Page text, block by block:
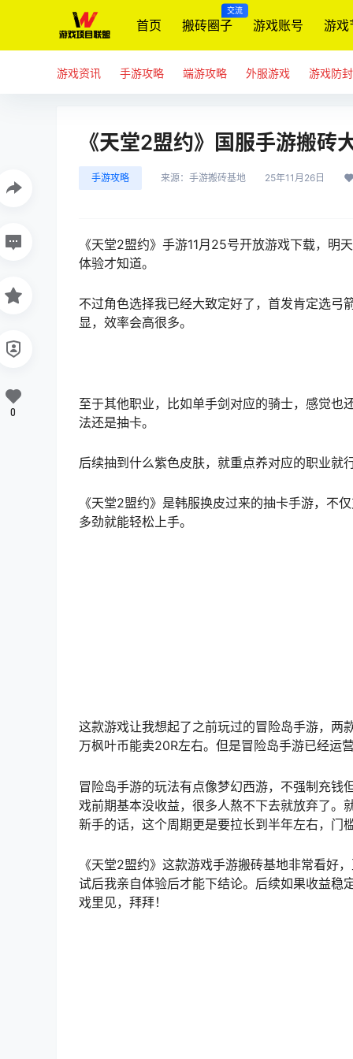
首页 搬砖圈子
交流
游戏账号 游戏
游戏资讯 手游攻略 端游攻略 外服游戏 游戏防封
《天堂2盟约》国服手游搬砖
手游攻略 来源： 手游搬砖基地 25年11月26日
《天堂2盟约》手游11月25号开放游戏下载，明
体验才知道。
不过角色选择我已经大致定好了，首发肯定选弓
显，效率会高很多。
至于其他职业，比如单手剑对应的骑士，感觉也
法还是抽卡。
后续抽到什么紫色皮肤，就重点养对应的职业就
《天堂2盟约》是韩服换皮过来的抽卡手游，不
多劲就能轻松上手。
这款游戏让我想起了之前玩过的冒险岛手游，两
万枫叶币能卖20R左右。但是冒险岛手游已经运
冒险岛手游的玩法有点像梦幻西游，不强制充
戏前期基本没收益，很多人熬不下去就放弃了。
新手的话，这个周期更是要拉长到半年左右，门
《天堂2盟约》这款游戏手游搬砖基地非常看好，
试后我亲自体验后才能下结论。后续如果收益稳
戏里见，拜拜！
0